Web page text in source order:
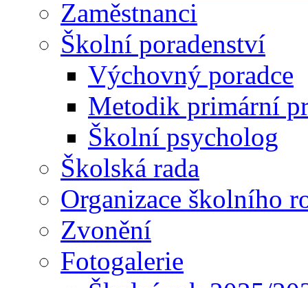
Zaměstnanci
Školní poradenství
Výchovný poradce
Metodik primární
Školní psycholog
Školská rada
Organizace školního
Zvonění
Fotogalerie